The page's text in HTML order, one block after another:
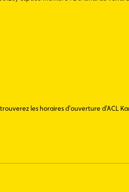
les horaires d'ouverture d'ACL